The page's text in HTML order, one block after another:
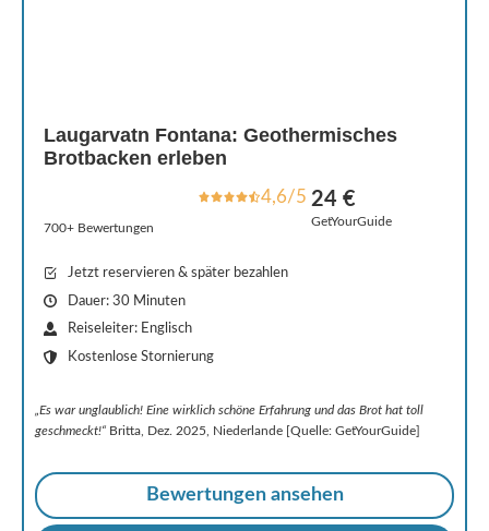
Laugarvatn Fontana: Geothermisches
Brotbacken erleben
4,6/5
700+ Bewertungen
24 €
GetYourGuide
Jetzt reservieren & später bezahlen
Dauer: 30 Minuten
Reiseleiter: Englisch
Kostenlose Stornierung
„Es war unglaublich! Eine wirklich schöne Erfahrung und das Brot hat toll
geschmeckt!“ Britta, Dez. 2025, Niederlande [Quelle: GetYourGuide]
Bewertungen ansehen